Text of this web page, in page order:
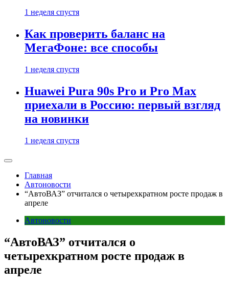
1 неделя спустя
Как проверить баланс на
МегаФоне: все способы
1 неделя спустя
Huawei Pura 90s Pro и Pro Max
приехали в Россию: первый взгляд
на новинки
1 неделя спустя
Главная
Автоновости
“АвтоВАЗ” отчитался о четырехкратном росте продаж в
апреле
Автоновости
“АвтоВАЗ” отчитался о
четырехкратном росте продаж в
апреле